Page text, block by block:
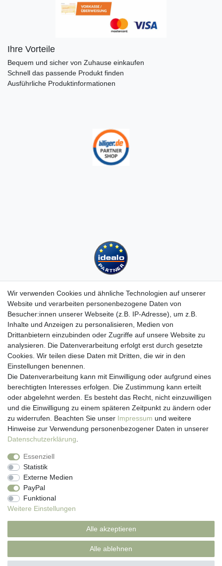
Ihre Vorteile
Bequem und sicher von Zuhause einkaufen
Schnell das passende Produkt finden
Ausführliche Produktinformationen
Kundenservice
Hotline: 07452 - 847 162 0
Kontakt
Anmelden
Registrieren
Newsletter
Versand & Lieferung
Zahlungsarten
viasalutis
Mehr zu viasalutis
Beratungscenter Haut
News
Beliebte Produkte (Top 20)
Wir verwenden Cookies und ähnliche Technologien auf unserer
Website und verarbeiten personenbezogene Daten von
Besucher:innen unserer Webseite (z.B. IP-Adresse), um z.B.
Inhalte und Anzeigen zu personalisieren, Medien von
Drittanbietern einzubinden oder Zugriffe auf unsere Website zu
analysieren. Die Datenverarbeitung erfolgt erst durch gesetzte
Cookies. Wir teilen diese Daten mit Dritten, die wir in den
Einstellungen benennen.
Die Datenverarbeitung kann mit Einwilligung oder aufgrund eines
berechtigten Interesses erfolgen. Die Zustimmung kann erteilt
oder abgelehnt werden. Es besteht das Recht, nicht einzuwilligen
und die Einwilligung zu einem späteren Zeitpunkt zu ändern oder
zu widerrufen. Beachten Sie unser Impressum und weitere
Hinweise zur Verwendung personenbezogener Daten in unserer
Daten­schutz­erklärung
Essenziell
Statistik
Externe Medien
PayPal
Funktional
Weitere Einstellungen
Alle akzeptieren
Alle ablehnen
Impressum
Widerrufs­recht Kontakt